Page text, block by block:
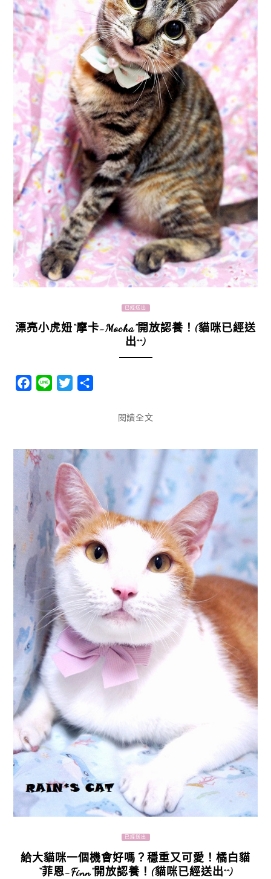
已經送出
漂亮小虎妞“摩卡-Mocha”開放認養！(貓咪已經送
出^^)
Facebook
Line Twitter
閱讀全文
已經送出
給大貓咪一個機會好嗎？穩重又可愛！橘白貓
“菲恩-Finn”開放認養！(貓咪已經送出^^)